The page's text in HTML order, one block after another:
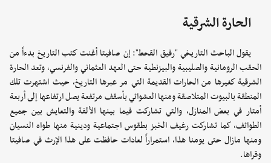
الحارة الشرقية
يقول الباحث التاريخي "رفيق القحط": إن صافيتا أغنت كتب التاريخ بدءاً من
الحقب الرومانية والصليبية والبيزنطية حتى العهد العثماني والفرنسي، وتعد الحارة
الشرقية كغيرها من الحارات القديمة التي مر عبرها التاريخ، حيث اشتهرت تلك
المنطقة بالبيوت المتلاصقة ومنها العشوائي بأسقف مرتفعة يصل ارتفاعها إلى أربعة
أمتار في بعض المنازل، والتي تشاركت فيما بينها الألفة والتعايش بين جميع
الطوائف، كما تشاركت رغيف الخبز بطقوس اجتماعية ودينية منها طواه النسيان
ومنها مازال حتى يومنا هذا، استمراراً لعادات حافظت على هذا الإرث في صافيتا
وقراها.